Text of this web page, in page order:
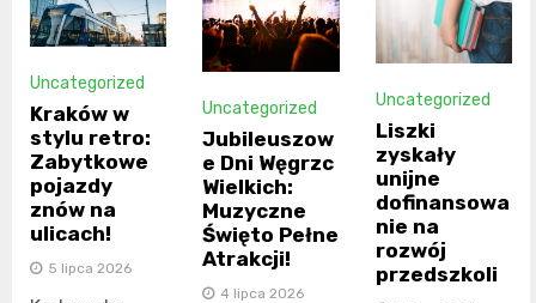
Uncategorized
Kraków w
stylu retro:
Zabytkowe
pojazdy
znów na
ulicach!
5 lipca 2026
Uncategorized
Jubileuszow
e Dni Węgrzc
Wielkich:
Muzyczne
Święto Pełne
Atrakcji!
4 lipca 2026
Uncategorized
Liszki
zyskały
unijne
dofinansowa
nie na
rozwój
przedszkoli